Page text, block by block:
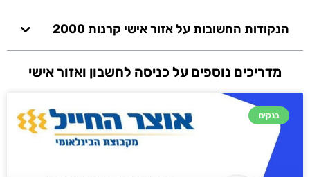
הנקודות החשובות על אזור אישי קרנות 2000
מדריכים נוספים על כניסה לחשבון ואזור אישי
בנקים